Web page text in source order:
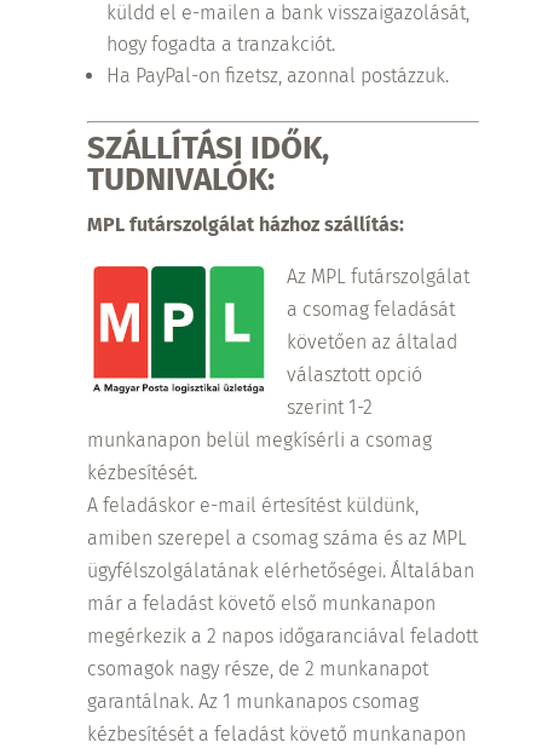
küldd el e-mailen a bank visszaigazolását,
hogy fogadta a tranzakciót.
Ha PayPal-on fizetsz, azonnal postázzuk.
SZÁLLÍTÁSI IDŐK,
TUDNIVALÓK:
MPL futárszolgálat házhoz szállítás:
Az MPL futárszolgálat
a csomag feladását
követően az általad
választott opció
szerint 1-2
munkanapon belül megkísérli a csomag
kézbesítését.
A feladáskor e-mail értesítést küldünk,
amiben szerepel a csomag száma és az MPL
ügyfélszolgálatának elérhetőségei. Általában
már a feladást követő első munkanapon
megérkezik a 2 napos időgaranciával feladott
csomagok nagy része, de 2 munkanapot
garantálnak. Az 1 munkanapos csomag
kézbesítését a feladást követő munkanapon